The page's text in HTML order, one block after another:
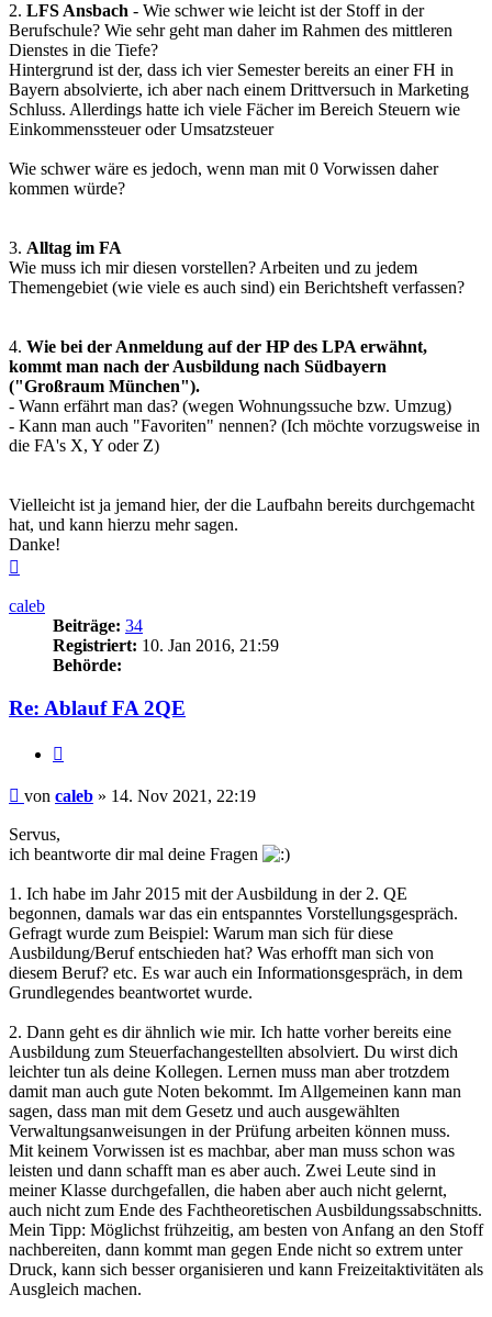
2. LFS Ansbach - Wie schwer wie leicht ist der Stoff in der
Berufschule? Wie sehr geht man daher im Rahmen des mittleren
Dienstes in die Tiefe?
Hintergrund ist der, dass ich vier Semester bereits an einer FH in
Bayern absolvierte, ich aber nach einem Drittversuch in Marketing
Schluss. Allerdings hatte ich viele Fächer im Bereich Steuern wie
Einkommenssteuer oder Umsatzsteuer
Wie schwer wäre es jedoch, wenn man mit 0 Vorwissen daher
kommen würde?
3. Alltag im FA
Wie muss ich mir diesen vorstellen? Arbeiten und zu jedem
Themengebiet (wie viele es auch sind) ein Berichtsheft verfassen?
4. Wie bei der Anmeldung auf der HP des LPA erwähnt,
kommt man nach der Ausbildung nach Südbayern
("Großraum München").
- Wann erfährt man das? (wegen Wohnungssuche bzw. Umzug)
- Kann man auch "Favoriten" nennen? (Ich möchte vorzugsweise in
die FA's X, Y oder Z)
Vielleicht ist ja jemand hier, der die Laufbahn bereits durchgemacht
hat, und kann hierzu mehr sagen.
Danke!
caleb
Beiträge: 34
Registriert: 10. Jan 2016, 21:59
Behörde:
Re: Ablauf FA 2QE
Beitrag
von caleb » 14. Nov 2021, 22:19
Servus,
ich beantworte dir mal deine Fragen
1. Ich habe im Jahr 2015 mit der Ausbildung in der 2. QE
begonnen, damals war das ein entspanntes Vorstellungsgespräch.
Gefragt wurde zum Beispiel: Warum man sich für diese
Ausbildung/Beruf entschieden hat? Was erhofft man sich von
diesem Beruf? etc. Es war auch ein Informationsgespräch, in dem
Grundlegendes beantwortet wurde.
2. Dann geht es dir ähnlich wie mir. Ich hatte vorher bereits eine
Ausbildung zum Steuerfachangestellten absolviert. Du wirst dich
leichter tun als deine Kollegen. Lernen muss man aber trotzdem
damit man auch gute Noten bekommt. Im Allgemeinen kann man
sagen, dass man mit dem Gesetz und auch ausgewählten
Verwaltungsanweisungen in der Prüfung arbeiten können muss.
Mit keinem Vorwissen ist es machbar, aber man muss schon was
leisten und dann schafft man es aber auch. Zwei Leute sind in
meiner Klasse durchgefallen, die haben aber auch nicht gelernt,
auch nicht zum Ende des Fachtheoretischen Ausbildungssabschnitts.
Mein Tipp: Möglichst frühzeitig, am besten von Anfang an den Stoff
nachbereiten, dann kommt man gegen Ende nicht so extrem unter
Druck, kann sich besser organisieren und kann Freizeitaktivitäten als
Ausgleich machen.